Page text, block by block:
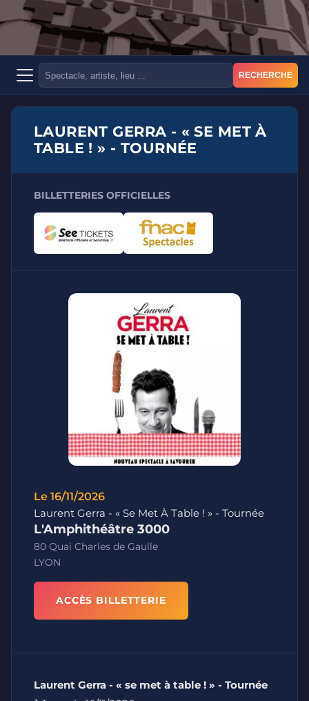
RECHERCHE
LAURENT GERRA - « SE MET À
TABLE ! » - TOURNÉE
BILLETTERIES OFFICIELLES
Le 16/11/2026
Laurent Gerra - « Se Met À Table ! » - Tournée
L'Amphithéâtre 3000
80 Quai Charles de Gaulle
LYON
ACCÈS BILLETTERIE
Laurent Gerra - « se met à table ! » - Tournée